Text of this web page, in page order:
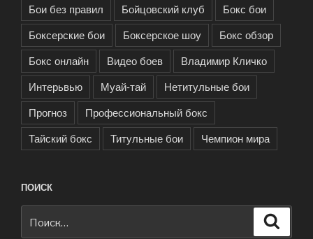
Бои без правил
Бойцовский клуб
Бокс бои
Боксерские бои
Боксерское шоу
Бокс обзор
Бокс онлайн
Видео боев
Владимир Кличко
Интерьвью
Муай-тай
Нетитульные бои
Прогноз
Профессиональный бокс
Тайский бокс
Титульные бои Чемпион мира
ПОИСК